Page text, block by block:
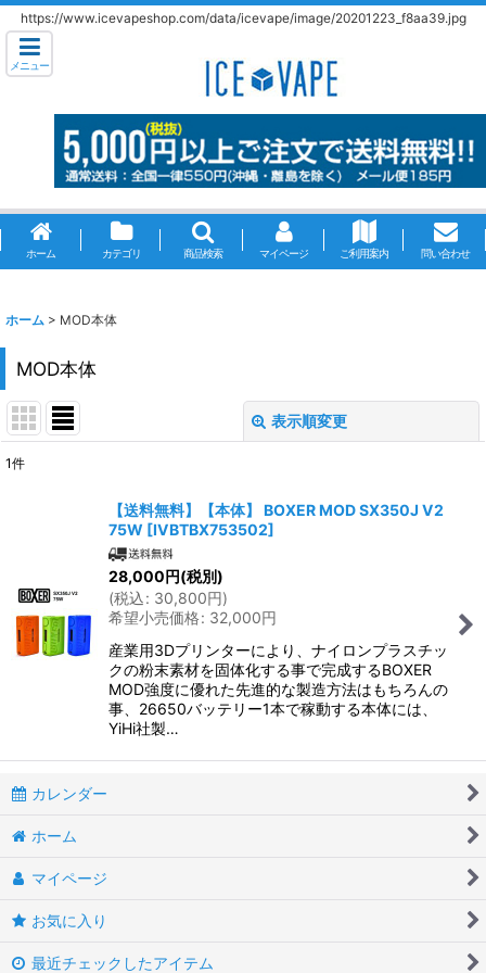
https://www.icevapeshop.com/data/icevape/image/20201223_f8aa39.jpg
メニュー
ホーム カテゴリ 商品検索 マイページ ご利用案内 問い合わせ
ホーム > MOD本体
MOD本体
表示順変更
絞り込む
1件
【送料無料】【本体】 BOXER MOD SX350J V2
75W [IVBTBX753502]
28,000円(税別)
(税込: 30,800円)
希望小売価格: 32,000円
産業用3Dプリンターにより、ナイロンプラスチッ
クの粉末素材を固体化する事で完成するBOXER
MOD強度に優れた先進的な製造方法はもちろんの
事、26650バッテリー1本で稼動する本体には、
YiHi社製…
カレンダー
ホーム
マイページ
お気に入り
最近チェックしたアイテム